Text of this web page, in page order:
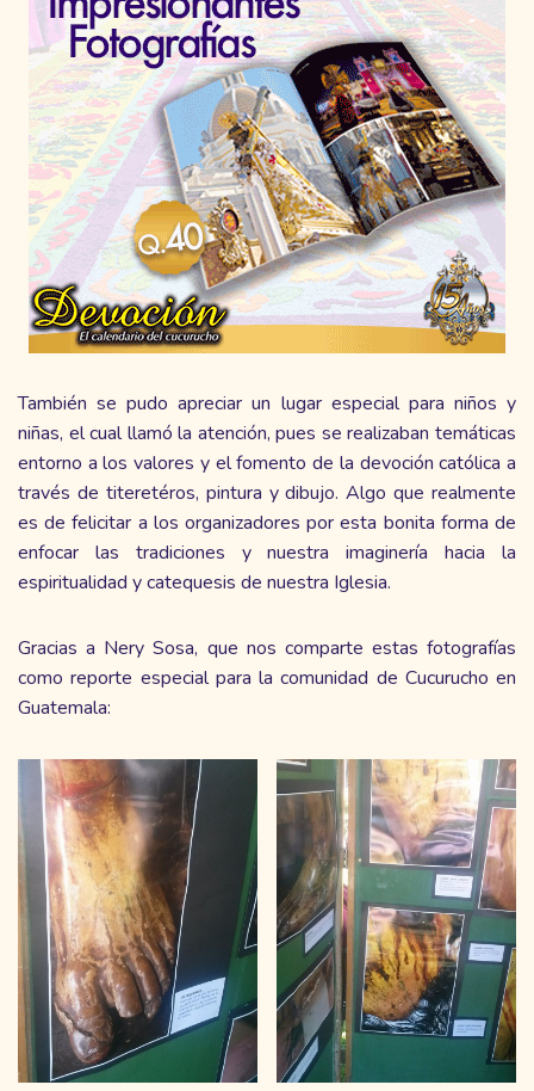
También se pudo apreciar un lugar especial para niños y
niñas, el cual llamó la atención, pues se realizaban temáticas
entorno a los valores y el fomento de la devoción católica a
través de titeretéros, pintura y dibujo. Algo que realmente
es de felicitar a los organizadores por esta bonita forma de
enfocar las tradiciones y nuestra imaginería hacia la
espiritualidad y catequesis de nuestra Iglesia.
Gracias a Nery Sosa, que nos comparte estas fotografías
como reporte especial para la comunidad de Cucurucho en
Guatemala: